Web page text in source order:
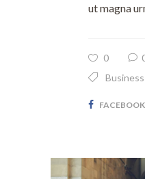
ut magna
0
FACEBOOK